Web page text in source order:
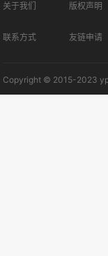
关于我们 版权声明
联系方式 友链申请
Copyright © 2015-2023